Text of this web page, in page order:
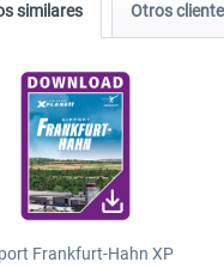
similares Otros
Frankfurt-Hahn XP